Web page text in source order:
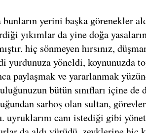
bunların yerini başka görenekler
yıkımlar da yine doğa
hiç sönmeyen hırsınız,
yurdunuza yöneldi, koynunuzda
paylaşmak ve yararlanmak
bütün sınıfları içine
sarhoş olan sultan,
uyruklarını canı istediği gibi